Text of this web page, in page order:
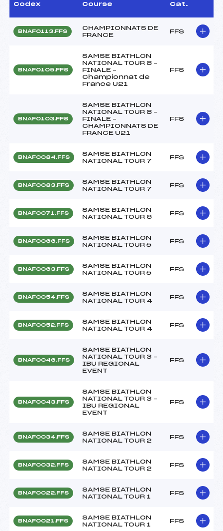
Codex Course Cat.
BNAF0113.FFS
CHAMPIONNATS DE
FRANCE
FFS
BNAF0105.FFS
SAMSE BIATHLON
NATIONAL TOUR 8 –
FINALE –
Championnat de
France U21
FFS
BNAF0103.FFS
SAMSE BIATHLON
NATIONAL TOUR 8 –
FINALE –
CHAMPIONNATS DE
FRANCE U21
FFS
BNAF0084.FFS
SAMSE BIATHLON
NATIONAL TOUR 7
FFS
BNAF0083.FFS
SAMSE BIATHLON
NATIONAL TOUR 7
FFS
BNAF0071.FFS
SAMSE BIATHLON
NATIONAL TOUR 6
FFS
BNAF0066.FFS
SAMSE BIATHLON
NATIONAL TOUR 5
FFS
BNAF0063.FFS
SAMSE BIATHLON
NATIONAL TOUR 5
FFS
BNAF0054.FFS
SAMSE BIATHLON
NATIONAL TOUR 4
FFS
BNAF0052.FFS
SAMSE BIATHLON
NATIONAL TOUR 4
FFS
BNAF0046.FFS
SAMSE BIATHLON
NATIONAL TOUR 3 –
IBU REGIONAL
EVENT
FFS
BNAF0043.FFS
SAMSE BIATHLON
NATIONAL TOUR 3 –
IBU REGIONAL
EVENT
FFS
BNAF0034.FFS
SAMSE BIATHLON
NATIONAL TOUR 2
FFS
BNAF0032.FFS
SAMSE BIATHLON
NATIONAL TOUR 2
FFS
BNAF0022.FFS
SAMSE BIATHLON
NATIONAL TOUR 1
FFS
BNAF0021.FFS
SAMSE BIATHLON
NATIONAL TOUR 1
FFS